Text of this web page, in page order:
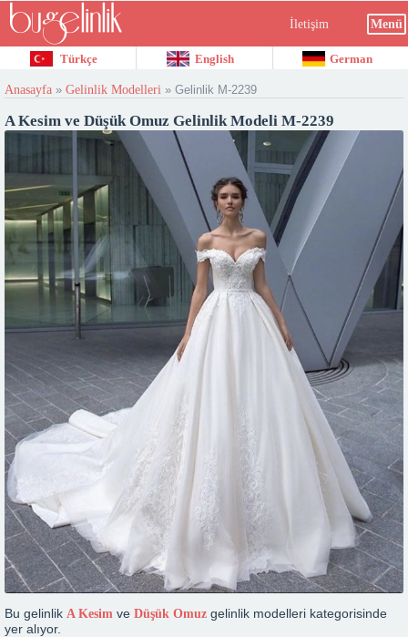
İletişim Menü
Türkçe English German
Anasayfa » Gelinlik Modelleri » Gelinlik M-2239
A Kesim ve Düşük Omuz Gelinlik Modeli M-2239
Bu gelinlik A Kesim ve Düşük Omuz gelinlik modelleri kategorisinde
yer alıyor.